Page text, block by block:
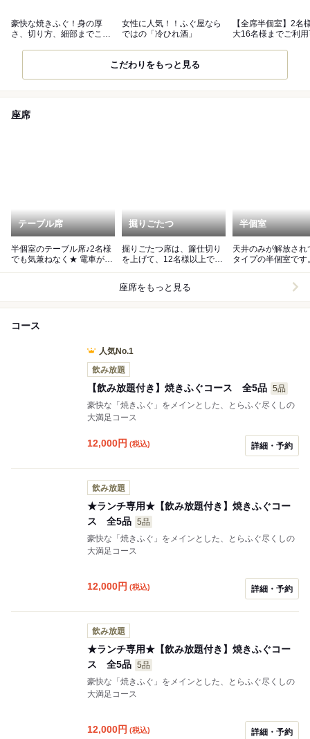
豪快な焼きふぐ！身の厚
さ、切り方、細部までこだ
女性に人気！！ふぐ屋なら
ではの「冷ひれ酒」
【全席半個室】2名
大16名様までご利用
こだわりをもっと見る
座席
テーブル席
半個室のテーブル席♪2名様
でも気兼ねなく★ 電車が見
掘りごたつ
掘りごたつ席は、簾仕切り
を上げて、12名様以上でも
半個室
天井のみが解放され
タイプの半個室です
座席をもっと見る
コース
人気No.1
飲み放題
【飲み放題付き】焼きふぐコース 全5品 5品
豪快な「焼きふぐ」をメインとした、とらふぐ尽くしの
大満足コース
12,000円 (税込) 詳細・予約
飲み放題
★ランチ専用★【飲み放題付き】焼きふぐコー
ス 全5品 5品
豪快な「焼きふぐ」をメインとした、とらふぐ尽くしの
大満足コース
12,000円 (税込) 詳細・予約
飲み放題
★ランチ専用★【飲み放題付き】焼きふぐコー
ス 全5品 5品
豪快な「焼きふぐ」をメインとした、とらふぐ尽くしの
大満足コース
12,000円 (税込) 詳細・予約